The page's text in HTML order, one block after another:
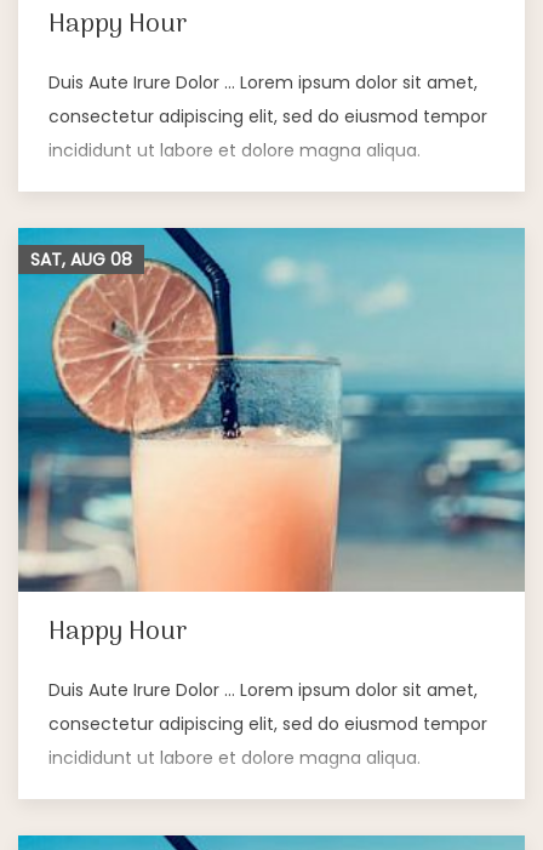
Happy Hour
Duis Aute Irure Dolor … Lorem ipsum dolor sit amet,
consectetur adipiscing elit, sed do eiusmod tempor
incididunt ut labore et dolore magna aliqua.
Happy Hour
Duis Aute Irure Dolor … Lorem ipsum dolor sit amet,
consectetur adipiscing elit, sed do eiusmod tempor
incididunt ut labore et dolore magna aliqua.
SAT, AUG 08